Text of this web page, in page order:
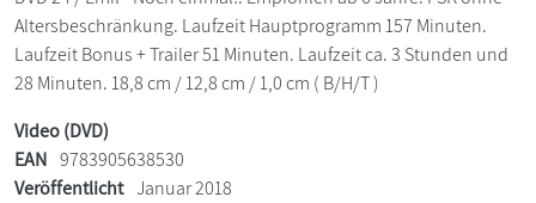
Altersbeschränkung. Laufzeit Hauptprogramm 157 Minuten.
Laufzeit Bonus + Trailer 51 Minuten. Laufzeit ca. 3 Stunden und
28 Minuten. 18,8 cm / 12,8 cm / 1,0 cm ( B/H/T )
Video (DVD)
EAN 9783905638530
Veröffentlicht Januar 2018